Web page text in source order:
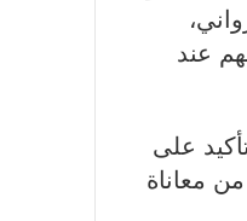
عند
على
معاناة